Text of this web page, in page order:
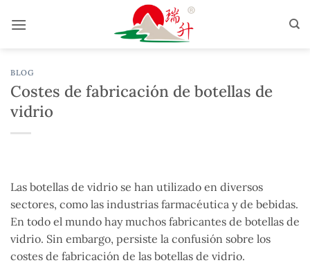
BLOG
Costes de fabricación de botellas de
vidrio
Las botellas de vidrio se han utilizado en diversos
sectores, como las industrias farmacéutica y de bebidas.
En todo el mundo hay muchos fabricantes de botellas de
vidrio. Sin embargo, persiste la confusión sobre los
costes de fabricación de las botellas de vidrio.